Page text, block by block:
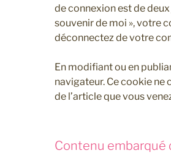
de connexion est de deux
souvenir de moi », votre
déconnectez de votre
En modifiant ou en
navigateur. Ce cookie
de l’article que vous
Contenu embarqué